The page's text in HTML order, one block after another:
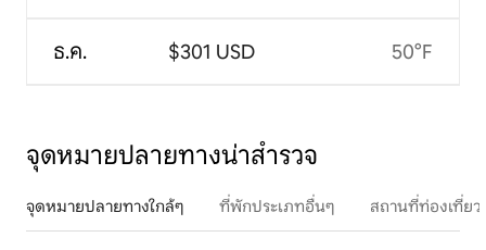
ธ.ค. $301 USD 50°F
จุดหมายปลายทางน่าสำรวจ
จุดหมายปลายทางใกล้ๆ ที่พักประเภทอื่นๆ สถานที่ท่องเที่ย